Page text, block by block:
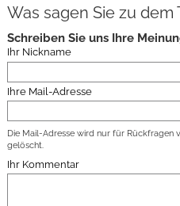
Was sagen Sie zu dem
Schreiben Sie uns Ihre
Ihr Nickname
Ihre Mail-Adresse
Die Mail-Adresse wird nur für Rückfragen
gelöscht.
Ihr Kommentar